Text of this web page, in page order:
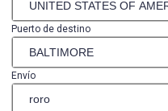
Puerto de destino
Envío